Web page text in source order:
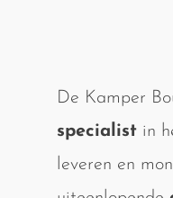
De Kamper
specialistin
leveren en